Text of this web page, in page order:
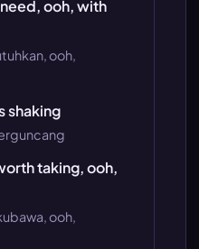
ooh, with
ooh,
shaking
taking, ooh,
ooh,